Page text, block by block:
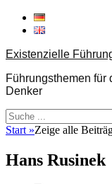
Weiter
zum
Existenzielle
Führungsthemen für
Denker
Suche
nach:
Start »Zeige alle
Hans Rusinek